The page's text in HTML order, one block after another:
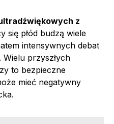
z
się płód budzą wiele
intensywnych debat
przyszłych
to bezpieczne
mieć negatywny